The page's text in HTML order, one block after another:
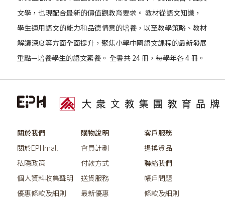
文學，也現配合最新的價值觀教育要求。 教材從語文知識，
學生運用語文的能力和品德情意的培養，以至教學策略、教材
解讀深度等方面全面提升，聚焦小學中國語文課程的最新發展
重點—培養學生的語文素養。 全書共 24 冊，每學年各 4 冊。
關於我們
關於EPHmall
私隱政策
個人資料收集聲明
優惠條款及細則
購物說明
會員計劃
付款方式
送貨服務
最新優惠
客戶服務
退換貨品
聯絡我們
帳戶問題
條款及細則